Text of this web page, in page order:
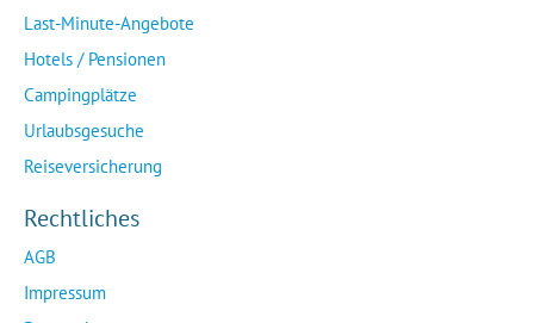
Last-Minute-Angebote
Hotels / Pensionen
Campingplätze
Urlaubsgesuche
Reiseversicherung
Rechtliches
AGB
Impressum